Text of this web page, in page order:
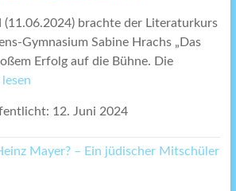
(11.06.2024) brachte der Literaturkurs
Gymnasium Sabine Hrachs „Das
Erfolg auf die Bühne. Die
12. Juni 2024
Mayer? – Ein jüdischer Mitschüler